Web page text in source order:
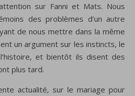
sur Fanni et Mats. Nous
des problèmes d’un autre
de nous mettre dans la même
un argument sur les instincts, le
, et bientôt ils disent des
plus tard.
actualité, sur le mariage pour